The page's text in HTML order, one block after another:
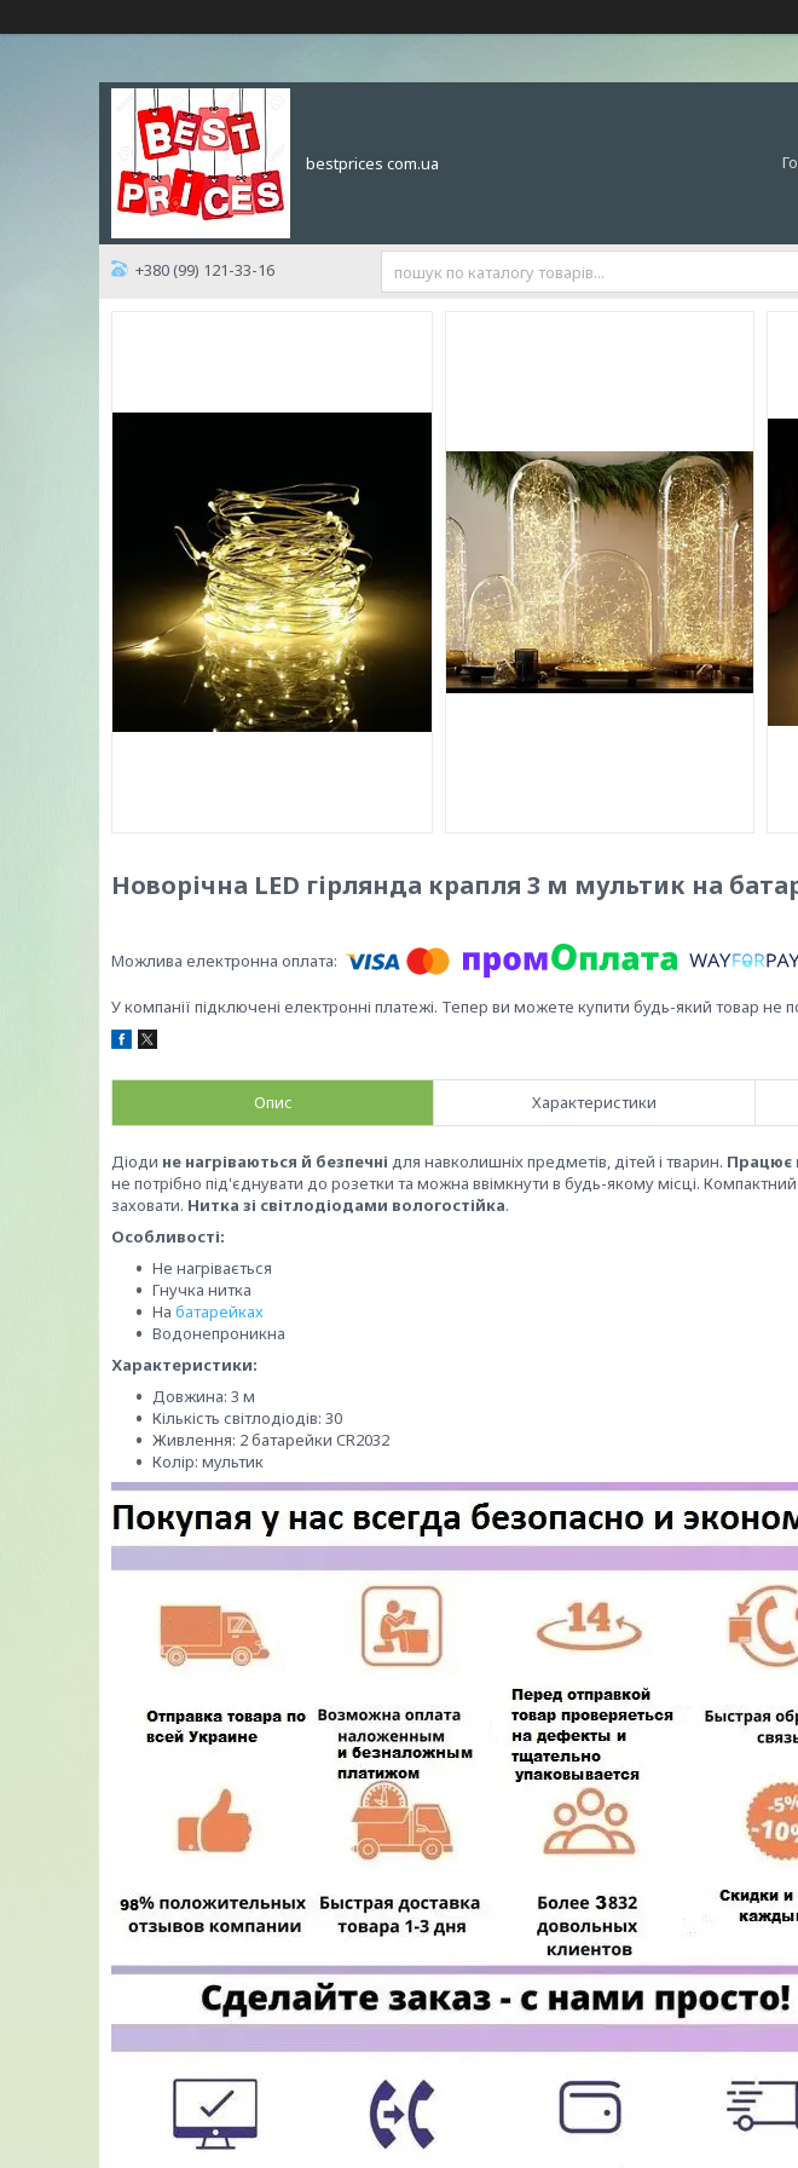
bestprices com.ua
+380 (99) 121-33-16
Новорічна LED гірлянда крапля 3 м мультик на
У компанії підключені електронні платежі. Тепер ви можете купити будь-який товар не
Опис Характеристики
Діоди не нагріваються й безпечні для навколишніх предметів, дітей і тварин. Працює
не потрібно під'єднувати до розетки та можна ввімкнути в будь-якому місці.
заховати. Нитка зі світлодіодами вологостійка.
Особливості:
Не нагрівається
Гнучка нитка
На батарейках
Водонепроникна
Характеристики:
Довжина: 3 м
Кількість світлодіодів: 30
Живлення: 2 батарейки CR2032
Колір: мультик